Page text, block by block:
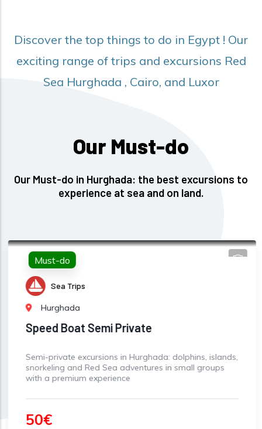
Discover the top things to do in Egypt ! Our
exciting range of trips and excursions Red
Sea Hurghada , Cairo, and Luxor
Our Must-do
Our Must-do in Hurghada: the best excursions to
experience at sea and on land.
Must-do
Sea Trips
Hurghada
Speed Boat Semi Private
Semi-private excursions in Hurghada: dolphins, islands,
snorkeling and Red Sea adventures in small groups
with a premium experience
50€